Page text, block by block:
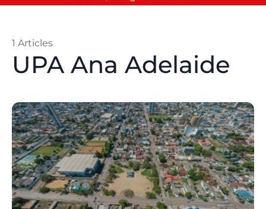
UPA Ana Adelaide
1 Articles